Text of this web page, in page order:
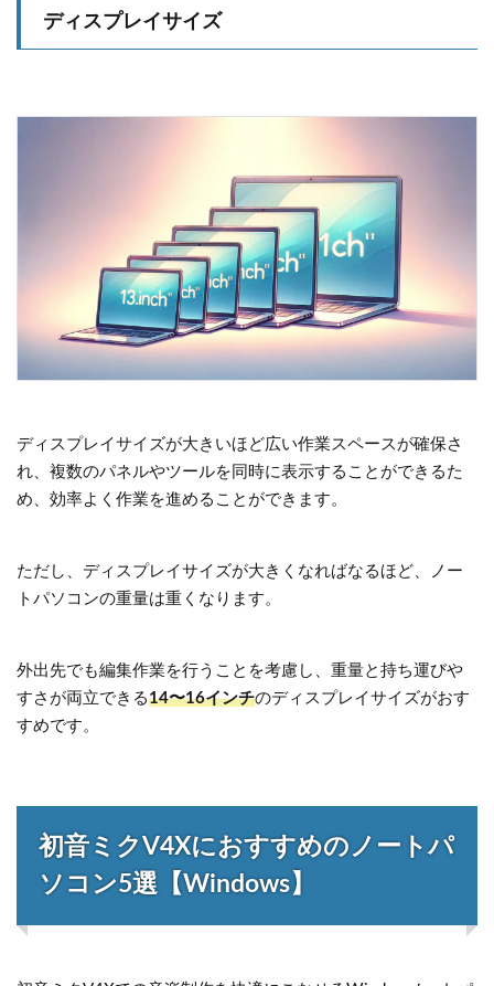
ディスプレイサイズ
ディスプレイサイズが大きいほど広い作業スペースが確保さ
れ、複数のパネルやツールを同時に表示することができるた
め、効率よく作業を進めることができます。
ただし、ディスプレイサイズが大きくなればなるほど、ノー
トパソコンの重量は重くなります。
外出先でも編集作業を行うことを考慮し、重量と持ち運びや
すさが両立できる14〜16インチのディスプレイサイズがおす
すめです。
初音ミクV4Xにおすすめのノートパ
ソコン5選【Windows】